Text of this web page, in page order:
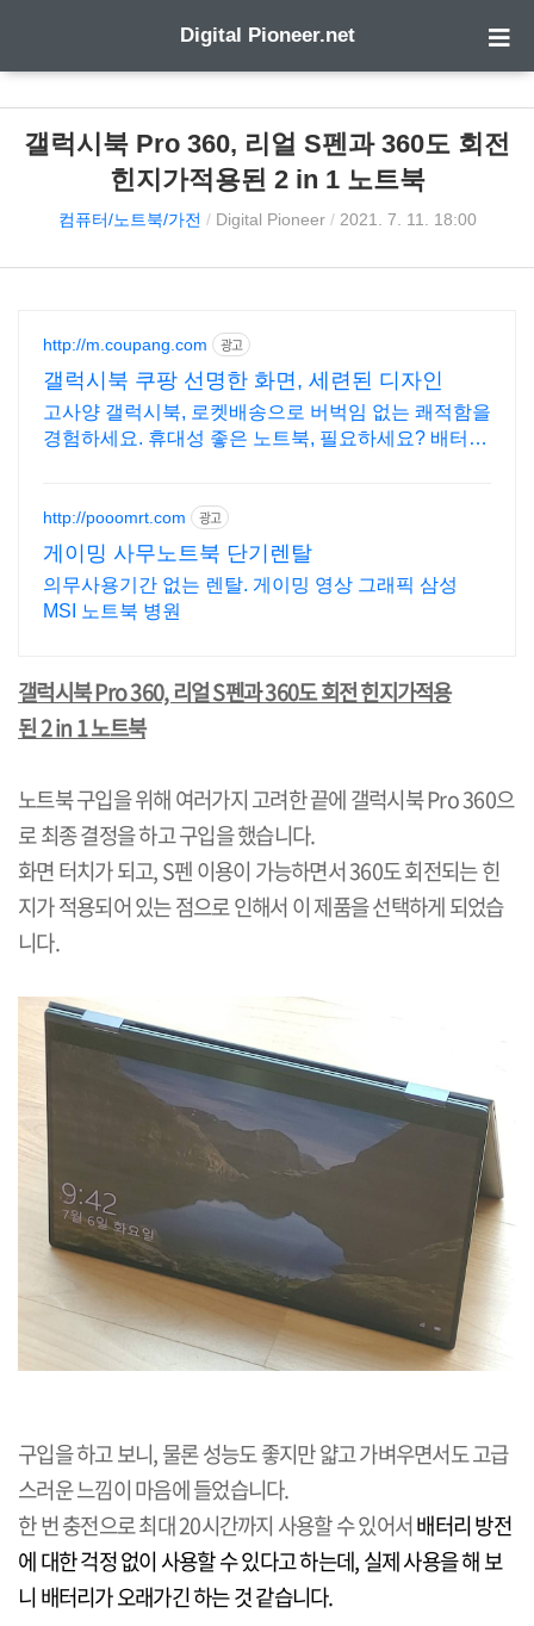
Digital Pioneer.net
갤럭시북 Pro 360, 리얼 S펜과 360도 회전
힌지가적용된 2 in 1 노트북
컴퓨터/노트북/가전 / Digital Pioneer/ 2021. 7. 11. 18:00
http://m.coupang.com 광고
갤럭시북 쿠팡 선명한 화면, 세련된 디자인
고사양 갤럭시북, 로켓배송으로 버벅임 없는 쾌적함을
경험하세요. 휴대성 좋은 노트북, 필요하세요? 배터리
http://pooomrt.com 광고
게이밍 사무노트북 단기렌탈
의무사용기간 없는 렌탈. 게이밍 영상 그래픽 삼성
MSI 노트북 병원
갤럭시북 Pro 360, 리얼 S펜과 360도 회전 힌지가적용
된 2 in 1 노트북
노트북 구입을 위해 여러가지 고려한 끝에 갤럭시북 Pro 360으
로 최종 결정을 하고 구입을 했습니다.
화면 터치가 되고, S펜 이용이 가능하면서 360도 회전되는 힌
지가 적용되어 있는 점으로 인해서 이 제품을 선택하게 되었습
니다.
구입을 하고 보니, 물론 성능도 좋지만 얇고 가벼우면서도 고급
스러운 느낌이 마음에 들었습니다.
한 번 충전으로 최대 20시간까지 사용할 수 있어서배터리 방전
에 대한 걱정 없이 사용할 수 있다고 하는데, 실제 사용을 해 보
니 배터리가 오래가긴 하는 것 같습니다.